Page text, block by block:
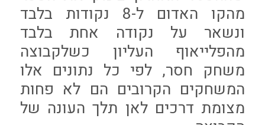
מהקו האדום ל-8 נקודות בלבד
ונשאר על נקודה אחת בלבד
מהפלייאוף העליון כשלקבוצה
משחק חסר, לפי כל נתונים אלו
המשחקים הקרובים הם לא פחות
מצומת דרכים לאן תלך העונה של